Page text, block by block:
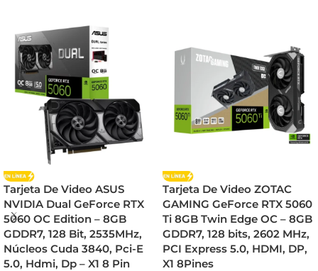
Tarjeta De Video ASUS
NVIDIA Dual GeForce RTX
5060 OC Edition – 8GB
GDDR7, 128 Bit, 2535MHz,
Núcleos Cuda 3840, Pci-E
5.0, Hdmi, Dp – X1 8 Pin
Tarjeta De Video ZOTAC
GAMING GeForce RTX 5060
Ti 8GB Twin Edge OC – 8GB
GDDR7, 128 bits, 2602 MHz,
PCI Express 5.0, HDMI, DP,
X1 8Pines